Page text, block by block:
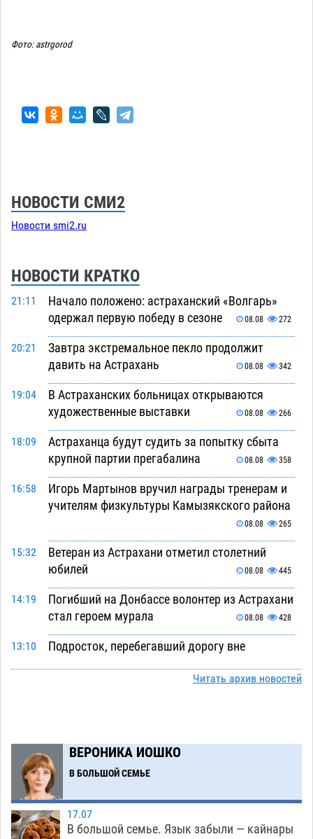
Фото: astrgorod
НОВОСТИ СМИ2
Новости smi2.ru
НОВОСТИ КРАТКО
21:11
Начало положено: астраханский «Волгарь»
одержал первую победу в сезоне
08.08 272
20:21
Завтра экстремальное пекло продолжит
давить на Астрахань
08.08 342
19:04
В Астраханских больницах открываются
художественные выставки
08.08 266
18:09
Астраханца будут судить за попытку сбыта
крупной партии прегабалина
08.08 358
16:58
Игорь Мартынов вручил награды тренерам и
учителям физкультуры Камызякского района
08.08 265
15:32
Ветеран из Астрахани отметил столетний
юбилей
08.08 445
14:19
Погибший на Донбассе волонтер из Астрахани
стал героем мурала
08.08 428
13:10
Подросток, перебегавший дорогу вне
08.08 567
08.08 368
10:51
Фаворитская ноша: астраханские
гандболисты крупно проиграли пермякам
Читать архив новостей
ВЕРОНИКА ИОШКО
В БОЛЬШОЙ СЕМЬЕ
17.07
В большой семье. Язык забыли — кайнары